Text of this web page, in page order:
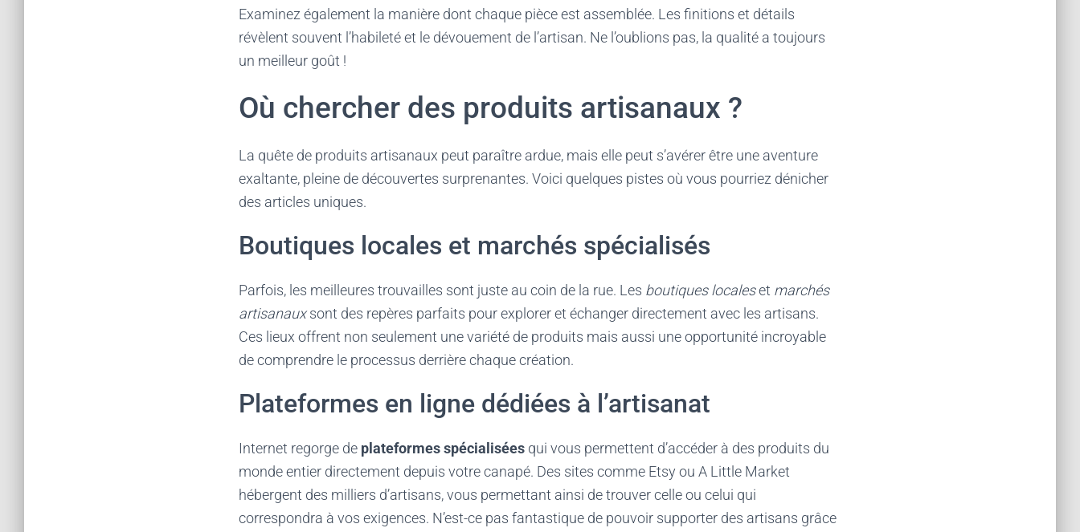
Examinez également la manière dont chaque pièce est assemblée. Les finitions et détails
révèlent souvent l’habileté et le dévouement de l’artisan. Ne l’oublions pas, la qualité a toujours
un meilleur goût !
Où chercher des produits artisanaux ?
La quête de produits artisanaux peut paraître ardue, mais elle peut s’avérer être une aventure
exaltante, pleine de découvertes surprenantes. Voici quelques pistes où vous pourriez dénicher
des articles uniques.
Boutiques locales et marchés spécialisés
Parfois, les meilleures trouvailles sont juste au coin de la rue. Les boutiques localeset marchés
artisanauxsont des repères parfaits pour explorer et échanger directement avec les artisans.
Ces lieux offrent non seulement une variété de produits mais aussi une opportunité incroyable
de comprendre le processus derrière chaque création.
Plateformes en ligne dédiées à l’artisanat
Internet regorge de plateformes spécialisées qui vous permettent d’accéder à des produits du
monde entier directement depuis votre canapé. Des sites comme Etsy ou A Little Market
hébergent des milliers d’artisans, vous permettant ainsi de trouver celle ou celui qui
correspondra à vos exigences. N’est-ce pas fantastique de pouvoir supporter des artisans grâce